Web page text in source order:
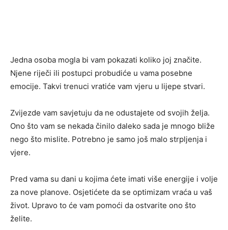
Jedna osoba mogla bi vam pokazati koliko joj značite.
Njene riječi ili postupci probudiće u vama posebne
emocije. Takvi trenuci vratiće vam vjeru u lijepe stvari.
Zvijezde vam savjetuju da ne odustajete od svojih želja.
Ono što vam se nekada činilo daleko sada je mnogo bliže
nego što mislite. Potrebno je samo još malo strpljenja i
vjere.
Pred vama su dani u kojima ćete imati više energije i volje
za nove planove. Osjetićete da se optimizam vraća u vaš
život. Upravo to će vam pomoći da ostvarite ono što
želite.